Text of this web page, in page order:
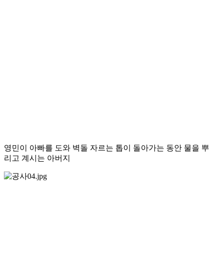
영민이 아빠를 도와 벽돌 자르는 톱이 돌아가는 동안 물을 뿌
리고 계시는 아버지